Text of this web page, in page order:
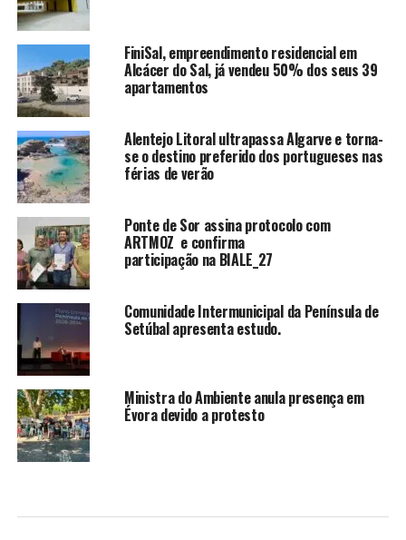
FiniSal, empreendimento residencial em
Alcácer do Sal, já vendeu 50% dos seus 39
apartamentos
Alentejo Litoral ultrapassa Algarve e torna-
se o destino preferido dos portugueses nas
férias de verão
Ponte de Sor assina protocolo com
ARTMOZ e confirma
participação na BIALE_27
Comunidade Intermunicipal da Península de
Setúbal apresenta estudo.
Ministra do Ambiente anula presença em
Évora devido a protesto